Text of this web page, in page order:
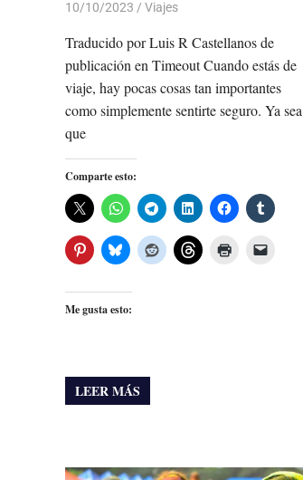
10/10/2023 De todo un Poco
Viajes
Traducido por Luis R Castellanos de
publicación en Timeout Cuando estás de
viaje, hay pocas cosas tan importantes
como simplemente sentirte seguro. Ya sea
que
Comparte esto:
Me gusta esto:
LEER MÁS